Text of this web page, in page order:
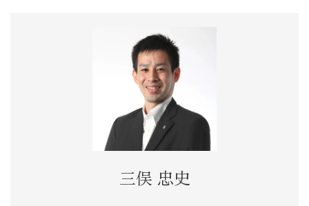
三俣 忠史